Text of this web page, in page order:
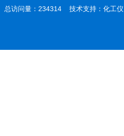
总访问量：234314 技术支持： 化工仪